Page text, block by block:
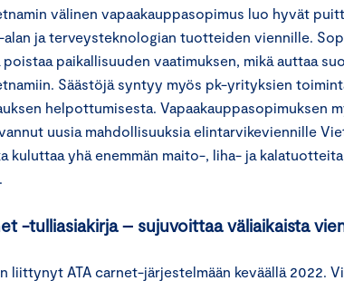
välinen vapaakauppasopimus luo hyvät
ja terveysteknologian tuotteiden viennille.
paikallisuuden vaatimuksen, mikä auttaa
Säästöjä syntyy myös pk-yrityksien
helpottumisesta. Vapaakauppasopimuksen
uusia mahdollisuuksia elintarvikeviennille
kuluttaa yhä enemmän maito-, liha- ja
-tulliasiakirja – sujuvoittaa väliaikaista
liittynyt ATA carnet-järjestelmään keväällä 2022.